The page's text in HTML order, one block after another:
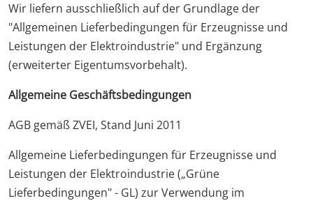
Wir liefern ausschließlich auf der Grundlage der
"Allgemeinen Lieferbedingungen für Erzeugnisse und
Leistungen der Elektroindustrie" und Ergänzung
(erweiterter Eigentumsvorbehalt).
Allgemeine Geschäftsbedingungen
AGB gemäß ZVEI, Stand Juni 2011
Allgemeine Lieferbedingungen für Erzeugnisse und
Leistungen der Elektroindustrie („Grüne
Lieferbedingungen" - GL) zur Verwendung im